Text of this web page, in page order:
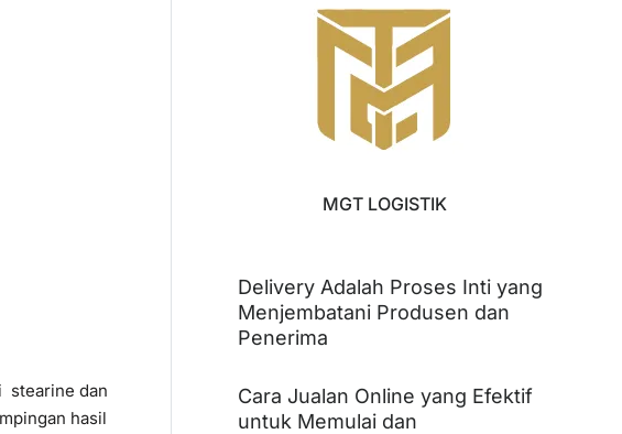
stearine dan
hasil
MGT LOGISTIK
Delivery Adalah Proses Inti yang
Menjembatani Produsen dan
Penerima
Cara Jualan Online yang Efektif
untuk Memulai dan